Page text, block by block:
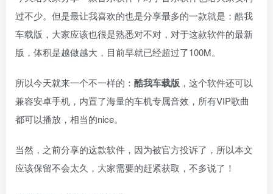
过不少。但是最让我喜欢的也是分享最多的一款就是：酷我
车载版，大家应该也很是熟悉对不对，对于这款软件的最新
版，体积是越做越大，目前早就已经超过了100M。
所以今天就来一个不一样的： 酷我车载版 ，这个软件还可以
兼容安卓手机，内置了海量的车机专属音效，所有VIP歌曲
都可以播放，相当的nice。
当然，之前分享的这款软件，因为被官方投诉了，所以本文
应该保留不会太久，大家需要的赶紧获取，不多说了！